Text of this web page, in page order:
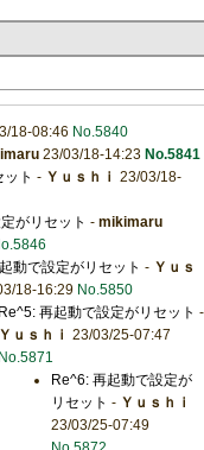
18-08:46 No.5840
23/03/18-14:23 No.5841
ト - Ｙｕｓｈｉ 23/03/18-
がリセット -mikimaru
動で設定がリセット - Ｙｕｓ
18-16:29 No.5850
Re^5: 再起動で設定がリセット -
Ｙｕｓｈｉ 23/03/25-07:47
No.5871
Re^6: 再起動で設定が
リセット - Ｙｕｓｈｉ
23/03/25-07:49